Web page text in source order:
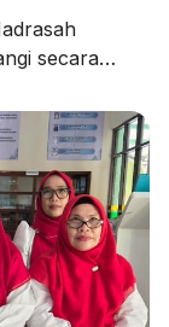
secara
yang terpilih
pada
XII 2026
Acara
haru,